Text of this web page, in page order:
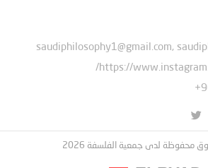
saudiphilosophy1@gmail.com,
https://
محفوظة لدى جمعية الفلسفة 2026